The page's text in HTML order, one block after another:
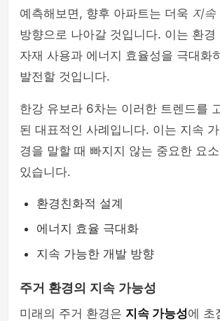
예측해보면, 향후 아파트는 더욱 지속
방향으로 나아갈 것입니다. 이는 환경
자재 사용과 에너지 효율성을 극대화
발전할 것입니다.
한강 유보라 6차는 이러한 트렌드를
된 대표적인 사례입니다. 이는 지속
경을 말할 때 빠지지 않는 중요한 요
있습니다.
환경친화적 설계
에너지 효율 극대화
지속 가능한 개발 방향
주거 환경의 지속 가능성
미래의 주거 환경은 지속 가능성에 초